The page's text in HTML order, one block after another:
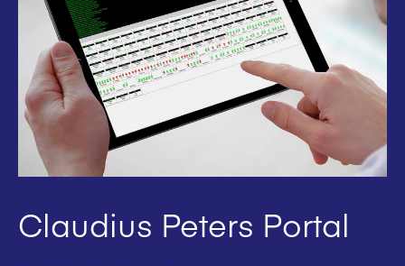
Claudius Peters Portal